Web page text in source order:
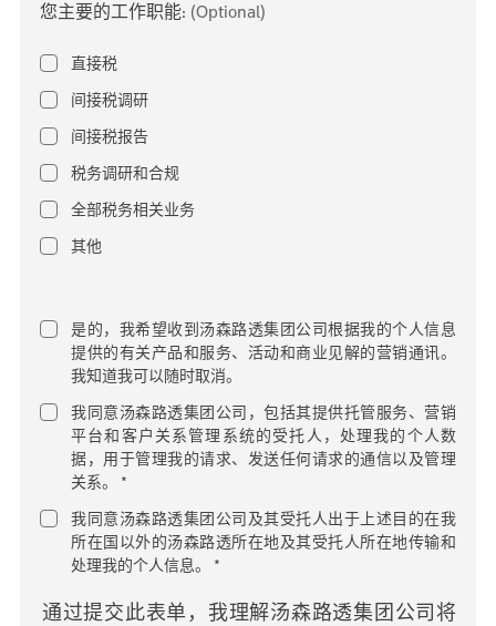
您主要的工作职能: (Optional)
直接税
间接税调研
间接税报告
税务调研和合规
全部税务相关业务
其他
是的，我希望收到汤森路透集团公司根据我的个人信息
提供的有关产品和服务、活动和商业见解的营销通讯。
我知道我可以随时取消。
我同意汤森路透集团公司，包括其提供托管服务、营销
平台和客户关系管理系统的受托人，处理我的个人数
据，用于管理我的请求、发送任何请求的通信以及管理
关系。 *
我同意汤森路透集团公司及其受托人出于上述目的在我
所在国以外的汤森路透所在地及其受托人所在地传输和
处理我的个人信息。 *
通过提交此表单，我理解汤森路透集团公司将